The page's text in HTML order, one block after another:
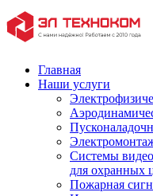
Главная
Наши услуги
Системы
для охранных
Пожарная